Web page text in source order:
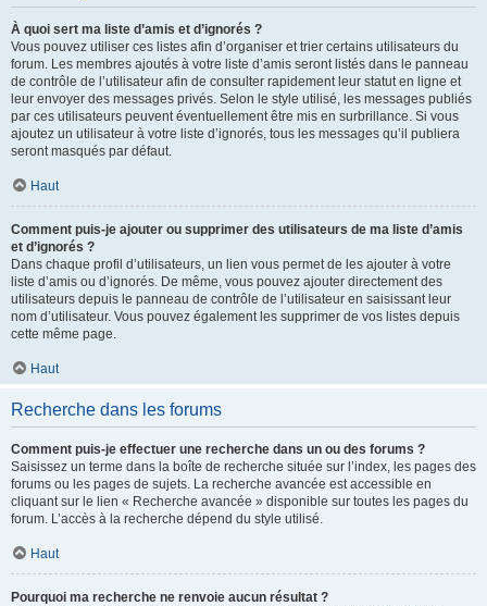
À quoi sert ma liste d’amis et d’ignorés ?
Vous pouvez utiliser ces listes afin d’organiser et trier certains utilisateurs du
forum. Les membres ajoutés à votre liste d’amis seront listés dans le panneau
de contrôle de l’utilisateur afin de consulter rapidement leur statut en ligne et
leur envoyer des messages privés. Selon le style utilisé, les messages publiés
par ces utilisateurs peuvent éventuellement être mis en surbrillance. Si vous
ajoutez un utilisateur à votre liste d’ignorés, tous les messages qu’il publiera
seront masqués par défaut.
Haut
Comment puis-je ajouter ou supprimer des utilisateurs de ma liste d’amis
et d’ignorés ?
Dans chaque profil d’utilisateurs, un lien vous permet de les ajouter à votre
liste d’amis ou d’ignorés. De même, vous pouvez ajouter directement des
utilisateurs depuis le panneau de contrôle de l’utilisateur en saisissant leur
nom d’utilisateur. Vous pouvez également les supprimer de vos listes depuis
cette même page.
Haut
Recherche dans les forums
Comment puis-je effectuer une recherche dans un ou des forums ?
Saisissez un terme dans la boîte de recherche située sur l’index, les pages des
forums ou les pages de sujets. La recherche avancée est accessible en
cliquant sur le lien « Recherche avancée » disponible sur toutes les pages du
forum. L’accès à la recherche dépend du style utilisé.
Haut
Pourquoi ma recherche ne renvoie aucun résultat ?